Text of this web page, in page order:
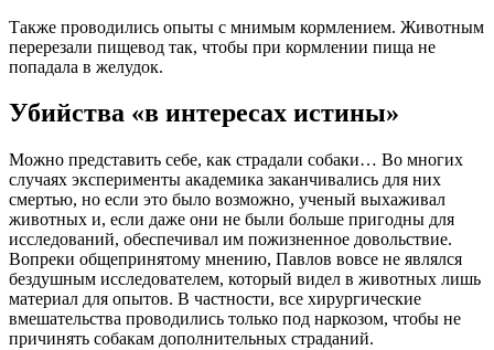
Также проводились опыты с мнимым кормлением. Животным
перерезали пищевод так, чтобы при кормлении пища не
попадала в желудок.
Убийства «в интересах истины»
Можно представить себе, как страдали собаки… Во многих
случаях эксперименты академика заканчивались для них
смертью, но если это было возможно, ученый выхаживал
животных и, если даже они не были больше пригодны для
исследований, обеспечивал им пожизненное довольствие.
Вопреки общепринятому мнению, Павлов вовсе не являлся
бездушным исследователем, который видел в животных лишь
материал для опытов. В частности, все хирургические
вмешательства проводились только под наркозом, чтобы не
причинять собакам дополнительных страданий.